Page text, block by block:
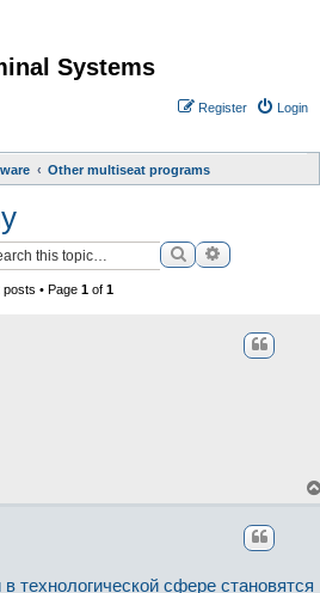
Systems
Login
Register
Other multiseat programs
SearchAdvanced
posts • Page 1of 1
технологической сфере становятся